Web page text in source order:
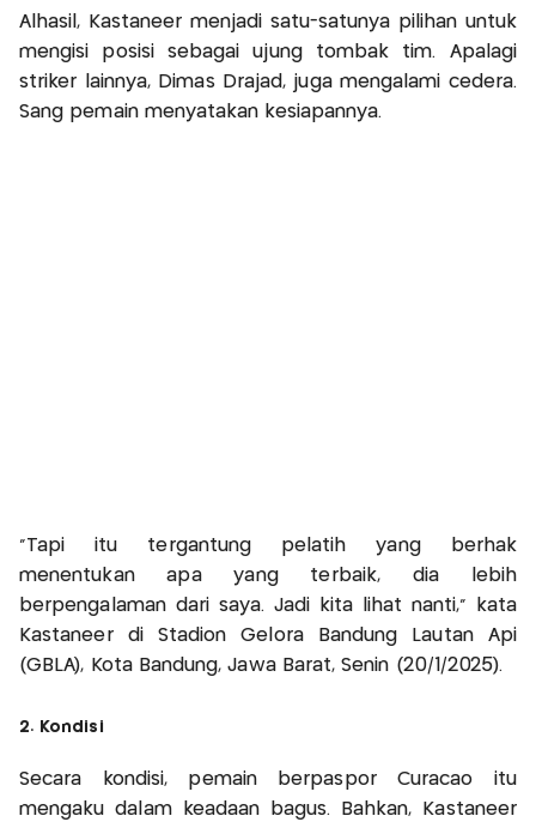
Alhasil, Kastaneer menjadi satu-satunya pilihan untuk
mengisi posisi sebagai ujung tombak tim. Apalagi
striker lainnya, Dimas Drajad, juga mengalami cedera.
Sang pemain menyatakan kesiapannya.
“Tapi itu tergantung pelatih yang berhak
menentukan apa yang terbaik, dia lebih
berpengalaman dari saya. Jadi kita lihat nanti,” kata
Kastaneer di Stadion Gelora Bandung Lautan Api
(GBLA), Kota Bandung, Jawa Barat, Senin (20/1/2025).
2. Kondisi
Secara kondisi, pemain berpaspor Curacao itu
mengaku dalam keadaan bagus. Bahkan, Kastaneer